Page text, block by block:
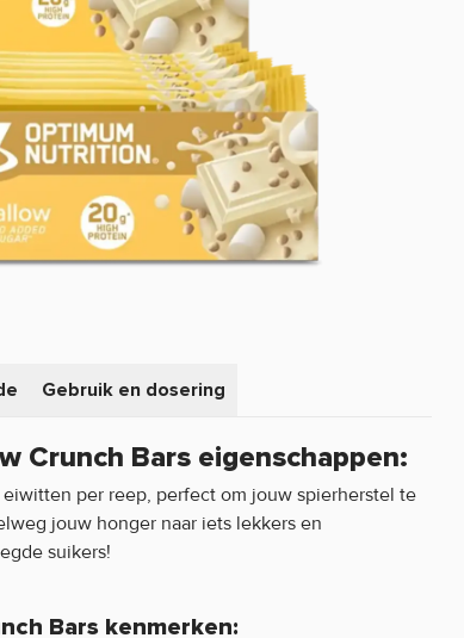
Gebruik en dosering
Crunch Bars eigenschappen:
per reep, perfect om jouw spierherstel te
jouw honger naar iets lekkers en
suikers!
Bars kenmerken: